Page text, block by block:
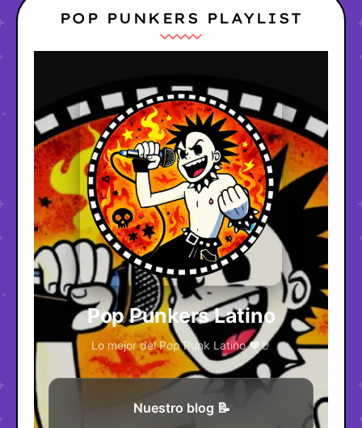
POP PUNKERS PLAYLIST